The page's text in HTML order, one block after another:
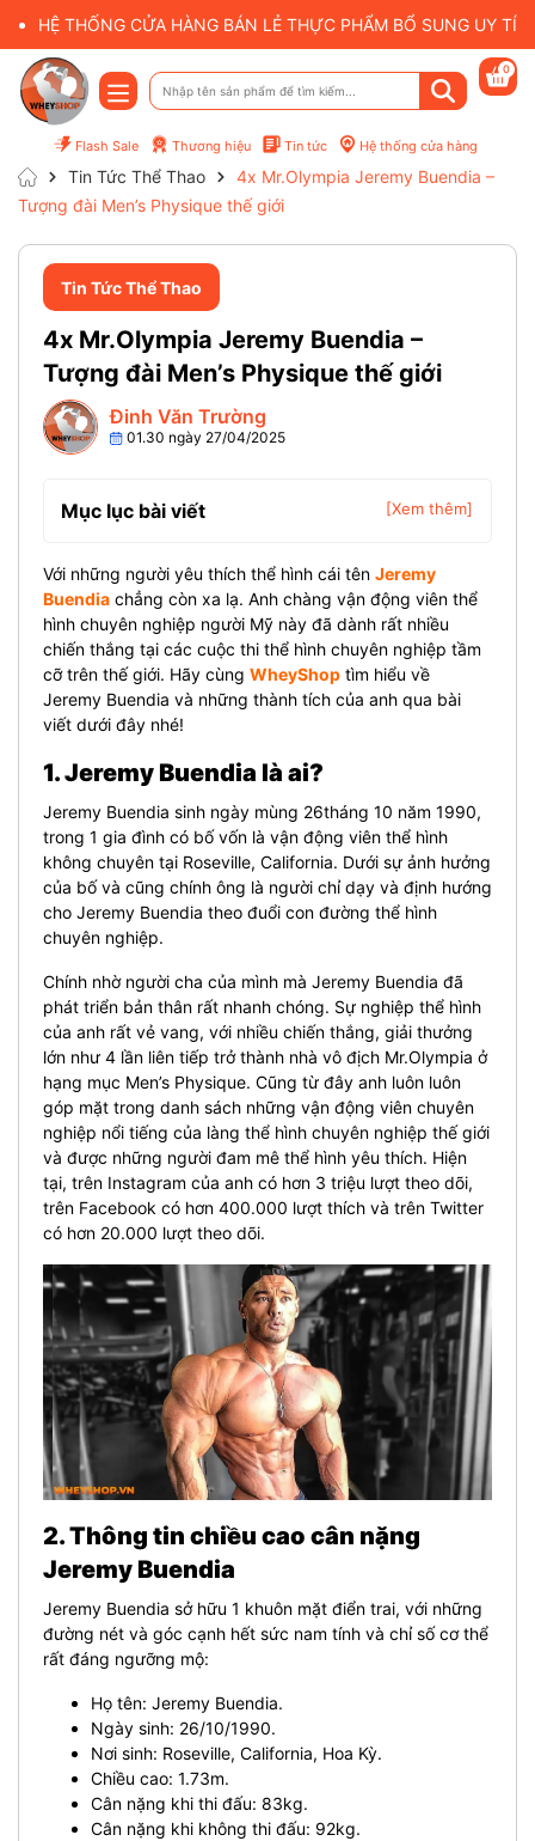
HỆ THỐNG CỬA HÀNG BÁN LẺ THỰC PHẨM BỔ SUNG UY
Flash Sale Thương hiệu Tin tức Hệ thống cửa hàng
0
Tin Tức Thể Thao
4x Mr.Olympia Jeremy Buendia –
Tượng đài Men’s Physique thế giới
Tin Tức Thể Thao
4x Mr.Olympia Jeremy Buendia –
Tượng đài Men’s Physique thế giới
Đinh Văn Trường
01.30 ngày 27/04/2025
Mục lục bài viết [Xem thêm]
Với những người yêu thích thể hình cái tên Jeremy
Buendia chẳng còn xa lạ. Anh chàng vận động viên thể
hình chuyên nghiệp người Mỹ này đã dành rất nhiều
chiến thắng tại các cuộc thi thể hình chuyên nghiệp tầm
cỡ trên thế giới. Hãy cùng WheyShop tìm hiểu về
Jeremy Buendia và những thành tích của anh qua bài
viết dưới đây nhé!
1. Jeremy Buendia là ai?
Jeremy Buendia sinh ngày mùng 26tháng 10 năm 1990,
trong 1 gia đình có bố vốn là vận động viên thể hình
không chuyên tại Roseville, California. Dưới sự ảnh hưởng
của bố và cũng chính ông là người chỉ dạy và định hướng
cho Jeremy Buendia theo đuổi con đường thể hình
chuyên nghiệp.
Chính nhờ người cha của mình mà Jeremy Buendia đã
phát triển bản thân rất nhanh chóng. Sự nghiệp thể hình
của anh rất vẻ vang, với nhiều chiến thắng, giải thưởng
lớn như 4 lần liên tiếp trở thành nhà vô địch Mr.Olympia ở
hạng mục Men’s Physique. Cũng từ đây anh luôn luôn
góp mặt trong danh sách những vận động viên chuyên
nghiệp nổi tiếng của làng thể hình chuyên nghiệp thế giới
và được những người đam mê thể hình yêu thích. Hiện
tại, trên Instagram của anh có hơn 3 triệu lượt theo dõi,
trên Facebook có hơn 400.000 lượt thích và trên Twitter
có hơn 20.000 lượt theo dõi.
2. Thông tin chiều cao cân nặng
Jeremy Buendia
Jeremy Buendia sở hữu 1 khuôn mặt điển trai, với những
đường nét và góc cạnh hết sức nam tính và chỉ số cơ thể
rất đáng ngưỡng mộ:
Họ tên: Jeremy Buendia.
Ngày sinh: 26/10/1990.
Nơi sinh: Roseville, California, Hoa Kỳ.
Chiều cao: 1.73m.
Cân nặng khi thi đấu: 83kg.
Cân nặng khi không thi đấu: 92kg.